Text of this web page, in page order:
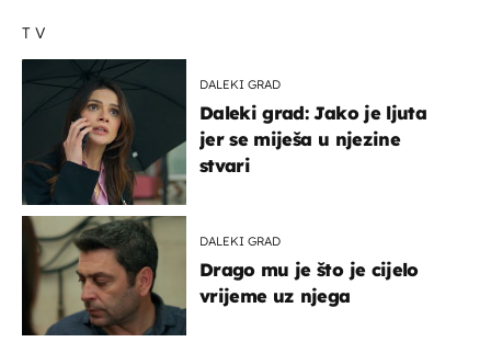
TV
DALEKI GRAD
Daleki grad: Jako je ljuta
jer se miješa u njezine
stvari
DALEKI GRAD
Drago mu je što je cijelo
vrijeme uz njega